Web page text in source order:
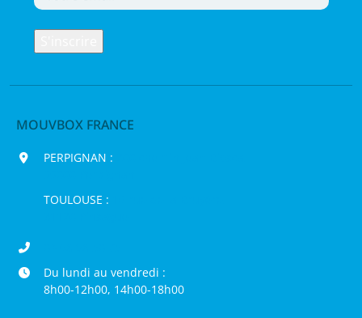
MOUVBOX FRANCE
PERPIGNAN :
TOULOUSE :
Du lundi au vendredi :
8h00-12h00, 14h00-18h00